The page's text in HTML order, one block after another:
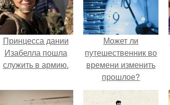
Принцесса дании
Изабелла пошла
служить в армию.
Может ли
путешественник во
времени изменить
прошлое?